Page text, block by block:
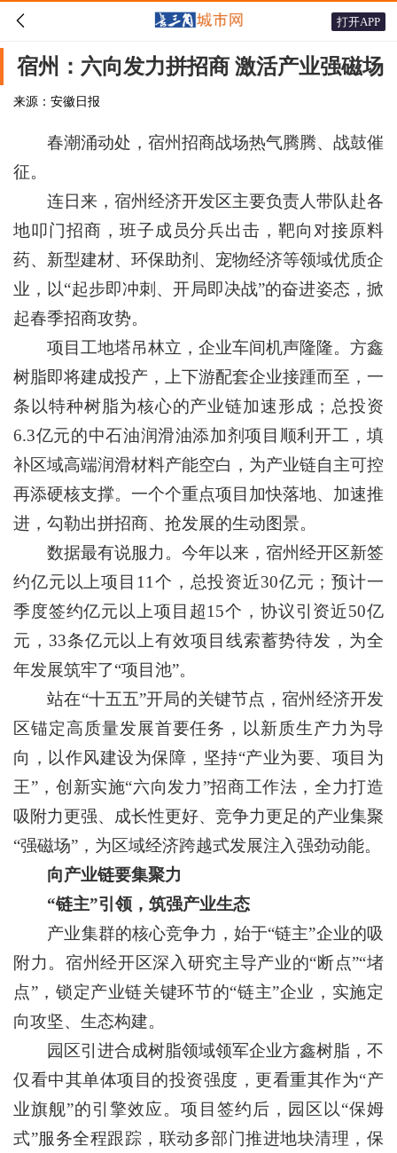
 打开APP
宿州：六向发力拼招商 激活产业强磁场
来源：安徽日报
春潮涌动处，宿州招商战场热气腾腾、战鼓催
征。
连日来，宿州经济开发区主要负责人带队赴各
地叩门招商，班子成员分兵出击，靶向对接原料
药、新型建材、环保助剂、宠物经济等领域优质企
业，以“起步即冲刺、开局即决战”的奋进姿态，掀
起春季招商攻势。
项目工地塔吊林立，企业车间机声隆隆。方鑫
树脂即将建成投产，上下游配套企业接踵而至，一
条以特种树脂为核心的产业链加速形成；总投资
6.3亿元的中石油润滑油添加剂项目顺利开工，填
补区域高端润滑材料产能空白，为产业链自主可控
再添硬核支撑。一个个重点项目加快落地、加速推
进，勾勒出拼招商、抢发展的生动图景。
数据最有说服力。今年以来，宿州经开区新签
约亿元以上项目11个，总投资近30亿元；预计一
季度签约亿元以上项目超15个，协议引资近50亿
元，33条亿元以上有效项目线索蓄势待发，为全
年发展筑牢了“项目池”。
站在“十五五”开局的关键节点，宿州经济开发
区锚定高质量发展首要任务，以新质生产力为导
向，以作风建设为保障，坚持“产业为要、项目为
王”，创新实施“六向发力”招商工作法，全力打造
吸附力更强、成长性更好、竞争力更足的产业集聚
“强磁场”，为区域经济跨越式发展注入强劲动能。
向产业链要集聚力
“链主”引领，筑强产业生态
产业集群的核心竞争力，始于“链主”企业的吸
附力。宿州经开区深入研究主导产业的“断点”“堵
点”，锁定产业链关键环节的“链主”企业，实施定
向攻坚、生态构建。
园区引进合成树脂领域领军企业方鑫树脂，不
仅看中其单体项目的投资强度，更看重其作为“产
业旗舰”的引擎效应。项目签约后，园区以“保姆
式”服务全程跟踪，联动多部门推进地块清理，保